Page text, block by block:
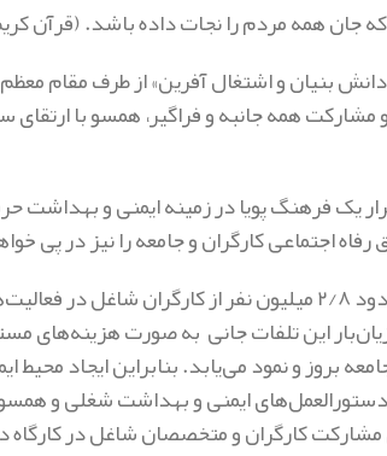
را نجات داده باشد. (قرآن کریم ، آیه ۳۲ سوره مبارکه
بنیان و اشتغال آفرین» از طرف مقام
مشارکت همه جانبه و فراگیر، همسو با
یک فرهنگ پویا در زمینه ایمنی و بهداشت
اجتماعی کارگران و جامعه را نیز در پی
بیماری‌ها و حوادث شغلی در جهان، هر سال جان حدود ۲/۸ میلیون
روز است، آثار زیان‌بار این تلفات جانی به صورت
و نمود می‌یابد. بنابراین ایجاد محیط
ایمنی و بهداشت شغلی و همسو
کارگران و متخصصان شاغل در